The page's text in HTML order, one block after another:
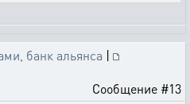
банк альянса |
Сообщение #13